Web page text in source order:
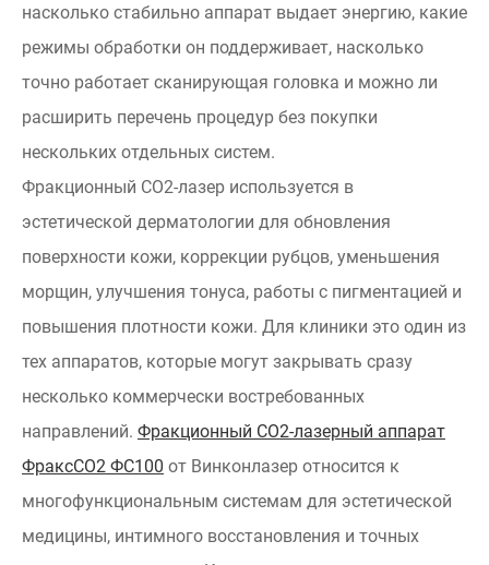
насколько стабильно аппарат выдает энергию, какие
режимы обработки он поддерживает, насколько
точно работает сканирующая головка и можно ли
расширить перечень процедур без покупки
нескольких отдельных систем.
Фракционный СО2-лазер используется в
эстетической дерматологии для обновления
поверхности кожи, коррекции рубцов, уменьшения
морщин, улучшения тонуса, работы с пигментацией и
повышения плотности кожи. Для клиники это один из
тех аппаратов, которые могут закрывать сразу
несколько коммерчески востребованных
направлений. Фракционный СО2-лазерный аппарат
ФраксСО2 ФС100 от Винконлазер относится к
многофункциональным системам для эстетической
медицины, интимного восстановления и точных